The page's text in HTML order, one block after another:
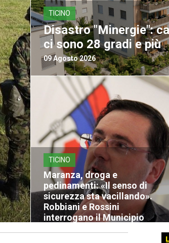
TICINO
Disastro "Minergie":
ci sono 28 gradi e più
09 Agosto 2026
TICINO
Maranza, droga e
pedinamenti: «Il senso di
sicurezza sta vacillando».
Robbiani e Rossini
interrogano il Municipio